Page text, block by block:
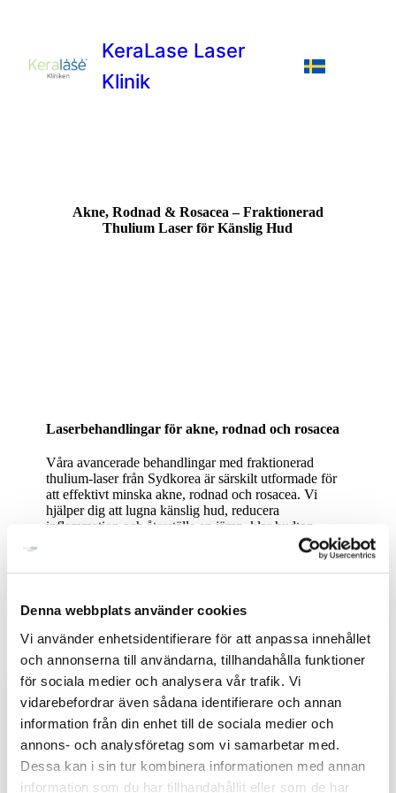
Denna webbplats använder cookies
Vi använder enhetsidentifierare för att anpassa innehållet
och annonserna till användarna, tillhandahålla funktioner
för sociala medier och analysera vår trafik. Vi
vidarebefordrar även sådana identifierare och annan
information från din enhet till de sociala medier och
annons- och analysföretag som vi samarbetar med.
Dessa kan i sin tur kombinera informationen med annan
information som du har tillhandahållit eller som de har
KeraLase Laser
Klinik
Akne, Rodnad & Rosacea – Fraktionerad
Thulium Laser för Känslig Hud
Laserbehandlingar för akne, rodnad och rosacea
Våra avancerade behandlingar med fraktionerad
thulium-laser från Sydkorea är särskilt utformade för
att effektivt minska akne, rodnad och rosacea. Vi
hjälper dig att lugna känslig hud, reducera
inflammation och återställa en jämn, klar hudton –
resultat för
AcneClear
™
Effektiv behandling för aktiv akne – lugnar inflammation och
förebygger nya utbrott med fraktionerad thulium-laser.
Läs mer